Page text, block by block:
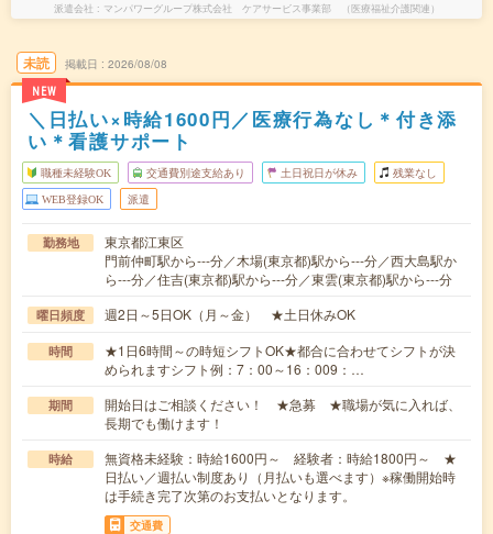
派遣会社 マンパワーグループ株式会社 ケアサービス事業部 （医療福祉介護関連）
未読
NEW
掲載日 2026/08/08
＼日払い×時給1600円／医療行為なし＊付き添
い＊看護サポート
職種未経験OK 交通費別途支給あり 土日祝日が休み 残業なし
WEB登録OK 派遣
勤務地
東京都江東区
門前仲町駅から---分／木場(東京都)駅から---分／西大島駅か
ら---分／住吉(東京都)駅から---分／東雲(東京都)駅から---分
曜日頻度 週2日～5日OK（月～金） ★土日休みOK
時間
★1日6時間～の時短シフトOK★都合に合わせてシフトが決
められますシフト例：7：00～16：009：…
期間
開始日はご相談ください！ ★急募 ★職場が気に入れば、
長期でも働けます！
時給
無資格未経験：時給1600円～ 経験者：時給1800円～ ★
日払い／週払い制度あり（月払いも選べます）※稼働開始時
は手続き完了次第のお支払いとなります。
交通費